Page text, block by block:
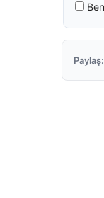
Paylaş: